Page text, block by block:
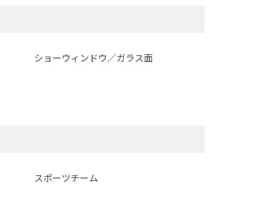
ショーウィンドウ／ガラス面
スポーツチーム